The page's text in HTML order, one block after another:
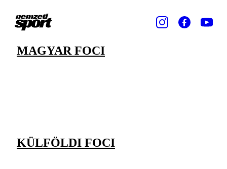
MAGYAR FOCI
KÜLFÖLDI FOCI